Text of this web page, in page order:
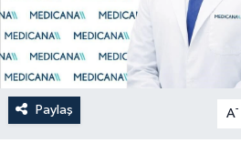
Paylaş A-
Teknoloji
Yaşam